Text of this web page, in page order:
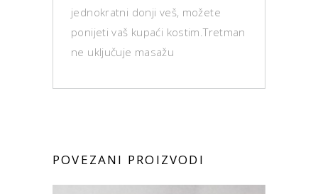
jednokratni donji veš, možete
ponijeti vaš kupaći kostim.Tretman
ne uključuje masažu
POVEZANI PROIZVODI